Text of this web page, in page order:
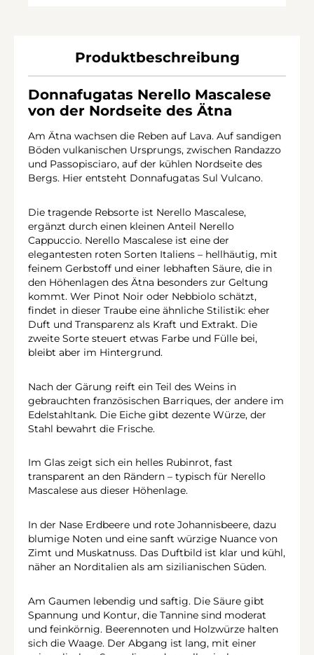
Produktbeschreibung
Donnafugatas Nerello Mascalese
von der Nordseite des Ätna
Am Ätna wachsen die Reben auf Lava. Auf sandigen
Böden vulkanischen Ursprungs, zwischen Randazzo
und Passopisciaro, auf der kühlen Nordseite des
Bergs. Hier entsteht Donnafugatas Sul Vulcano.
Die tragende Rebsorte ist Nerello Mascalese,
ergänzt durch einen kleinen Anteil Nerello
Cappuccio. Nerello Mascalese ist eine der
elegantesten roten Sorten Italiens – hellhäutig, mit
feinem Gerbstoff und einer lebhaften Säure, die in
den Höhenlagen des Ätna besonders zur Geltung
kommt. Wer Pinot Noir oder Nebbiolo schätzt,
findet in dieser Traube eine ähnliche Stilistik: eher
Duft und Transparenz als Kraft und Extrakt. Die
zweite Sorte steuert etwas Farbe und Fülle bei,
bleibt aber im Hintergrund.
Nach der Gärung reift ein Teil des Weins in
gebrauchten französischen Barriques, der andere im
Edelstahltank. Die Eiche gibt dezente Würze, der
Stahl bewahrt die Frische.
Im Glas zeigt sich ein helles Rubinrot, fast
transparent an den Rändern – typisch für Nerello
Mascalese aus dieser Höhenlage.
In der Nase Erdbeere und rote Johannisbeere, dazu
blumige Noten und eine sanft würzige Nuance von
Zimt und Muskatnuss. Das Duftbild ist klar und kühl,
näher an Norditalien als am sizilianischen Süden.
Am Gaumen lebendig und saftig. Die Säure gibt
Spannung und Kontur, die Tannine sind moderat
und feinkörnig. Beerennoten und Holzwürze halten
sich die Waage. Der Abgang ist lang, mit einer